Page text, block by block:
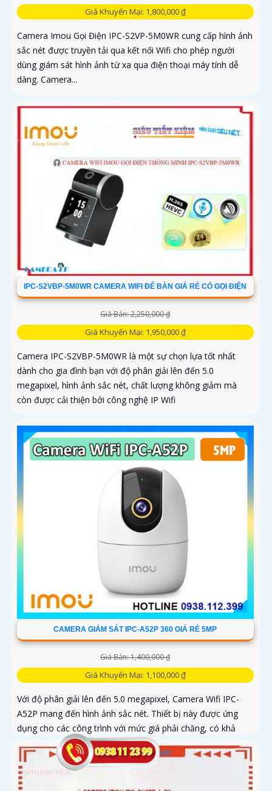
Giá Khuyến Mại: 1,800,000 ₫
Camera Imou Gọi Điện IPC-S2VP-5M0WR cung cấp hình ảnh
sắc nét được truyền tải qua kết nối Wifi cho phép người
dùng giám sát hình ảnh từ xa qua điện thoại máy tính dễ
dàng. Camera...
IPC-S2VBP-5M0WR CAMERA WIFI ĐỂ BÀN GIÁ RẺ CÓ GỌI ĐIỆN
Giá Bán: 2,250,000 ₫
Giá Khuyến Mại: 1,950,000 ₫
Camera IPC-S2VBP-5M0WR là một sự chọn lựa tốt nhất
dành cho gia đình bạn với độ phân giải lên đến 5.0
megapixel, hình ảnh sắc nét, chất lượng không giảm mà
còn được cải thiện bởi công nghệ IP Wifi
CAMERA GIÁM SÁT IPC-A52P 360 GIÁ RẺ 5MP
Giá Bán: 1,400,000 ₫
Giá Khuyến Mại: 1,100,000 ₫
Với độ phân giải lên đến 5.0 megapixel, Camera Wifi IPC-
A52P mang đến hình ảnh sắc nét. Thiết bị này được ứng
dụng cho các công trình với mức giá phải chăng, có khả
năng quan...